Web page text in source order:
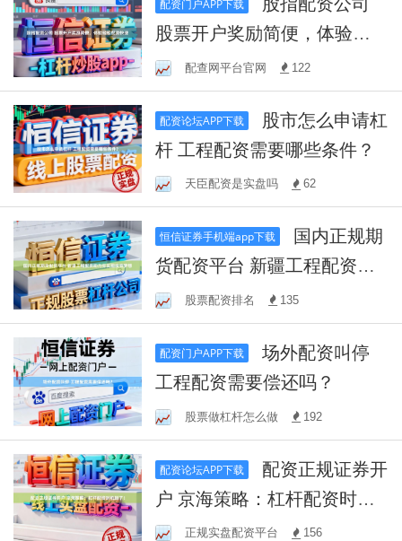
配资门户APP下载
股票开户奖励简便，体验轻
松配资快捷
配查网平台官网 122
配资论坛APP下载
杆 工程配资需要哪些条件？
天臣配资是实盘吗 62
恒信证券手机端app下载
货配资平台 新疆工程配资助
力你实现投资梦想
股票配资排名 135
配资门户APP下载
场外配资叫停
工程配资需要偿还吗？
股票做杠杆怎么做 192
配资论坛APP下载
户 京海策略：杠杆配资时机
到了！正规实盘配资平台 156